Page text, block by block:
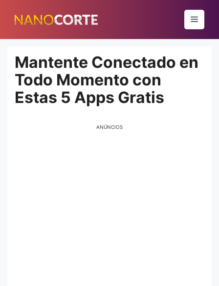
para
conteúdo
Menu
Mantente Conectado en
Todo Momento con
Estas 5 Apps Gratis
ANÚNCIOS